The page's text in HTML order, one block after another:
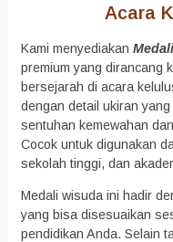
Acara
Kami menyediakan
premium yang dirancang
bersejarah di acara
dengan detail ukiran
sentuhan kemewahan
Cocok untuk digunakan
sekolah tinggi, dan
Medali wisuda ini hadir
yang bisa disesuaikan
pendidikan Anda. Selain